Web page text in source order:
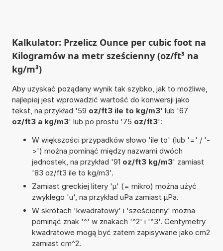
Kalkulator: Przelicz Ounce per cubic foot na
Kilogramów na metr sześcienny (oz/ft³ na
kg/m³)
Aby uzyskać pożądany wynik tak szybko, jak to możliwe,
najlepiej jest wprowadzić wartość do konwersji jako
tekst, na przykład '59 oz/ft3 ile to kg/m3' lub '67
oz/ft3 a kg/m3' lub po prostu '75 oz/ft3':
W większości przypadków słowo 'ile to' (lub '=' / '-
>') można pominąć między nazwami dwóch
jednostek, na przykład '91 oz/ft3 kg/m3' zamiast
'83 oz/ft3 ile to kg/m3'.
Zamiast greckiej litery 'µ' (= mikro) można użyć
zwykłego 'u', na przykład uPa zamiast µPa.
W skrótach 'kwadratowy' i 'sześcienny' można
pominąć znak '^' w znakach '^2' i '^3'. Centymetry
kwadratowe mogą być zatem zapisywane jako cm2
zamiast cm^2.